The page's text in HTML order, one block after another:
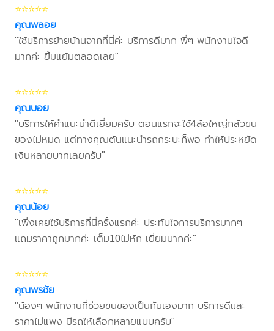
⭐⭐⭐⭐⭐
คุณพลอย
"ใช้บริการย้ายบ้านจากที่นี่ค่ะ บริการดีมาก พี่ๆ พนักงานใจดี
มากค่ะ ยิ้มแย้มตลอดเลย"
⭐⭐⭐⭐⭐
คุณบอย
"บริการให้คำแนะนำดีเยี่ยมครับ ตอนแรกจะใช้4ล้อใหญ่กลัวขน
ของไม่หมด แต่ทางคุณต้นแนะนำรถกระบะก็พอ ทำให้ประหยัด
เงินหลายบาทเลยครับ"
⭐⭐⭐⭐⭐
คุณน้อย
"เพิ่งเคยใช้บริการที่นี่ครั้งแรกค่ะ ประทับใจการบริการมากๆ
แถมราคาถูกมากค่ะ เต็ม10ไม่หัก เยี่ยมมากค่ะ"
⭐⭐⭐⭐⭐
คุณพรชัย
"น้องๆ พนักงานที่ช่วยขนของเป็นกันเองมาก บริการดีและ
ราคาไม่แพง มีรถให้เลือกหลายแบบครับ"